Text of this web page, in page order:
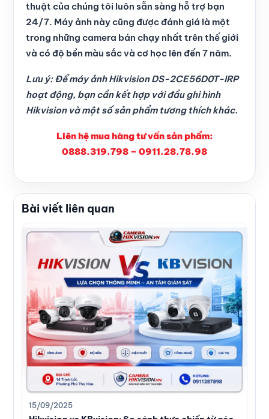
thuật của chúng tôi luôn sẵn sàng hỗ trợ bạn
24/7. Máy ảnh này cũng được đánh giá là một
trong những camera bán chạy nhất trên thế giới
và có độ bền màu sắc và cơ học lên đến 7 năm.
Lưu ý: Để máy ảnh Hikvision DS-2CE56D0T-IRP
hoạt động, bạn cần kết hợp với đầu ghi hình
Hikvision và một số sản phẩm tương thích khác.
Liên hệ mua hàng tư vấn sản phẩm:
0888.319.798 – 0911.28.78.98
Bài viết liên quan
15/09/2025